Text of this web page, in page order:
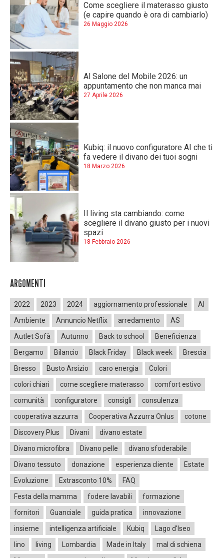
Come scegliere il materasso giusto
(e capire quando è ora di cambiarlo)
26 Maggio 2026
Al Salone del Mobile 2026: un
appuntamento che non manca mai
27 Aprile 2026
Kubiq: il nuovo configuratore AI che ti
fa vedere il divano dei tuoi sogni
18 Marzo 2026
Il living sta cambiando: come
scegliere il divano giusto per i nuovi
spazi
18 Febbraio 2026
ARGOMENTI
2022 2023 2024 aggiornamento professionale
AI
Ambiente
Annuncio Netflix arredamento
AS
Autlet Sofà
Autunno Back to school
Beneficienza
Bergamo
Bilancio Black Friday Black week
Brescia
Bresso
Busto Arsizio caro energia
Colori
colori chiari
come scegliere materasso
comfort estivo
comunità
configuratore consigli
consulenza
cooperativa azzurra
Cooperativa Azzurra Onlus
cotone
Discovery Plus
Divani
divano estate
Divano microfibra
Divano pelle
divano sfoderabile
Divano tessuto
donazione esperienza cliente
Estate
Evoluzione
Extrasconto 10%
FAQ
Festa della mamma
fodere lavabili
formazione
fornitori
Guanciale guida pratica
innovazione
insieme
intelligenza artificiale Kubiq
Lago d'Iseo
lino
living Lombardia Made in Italy
mal di schiena